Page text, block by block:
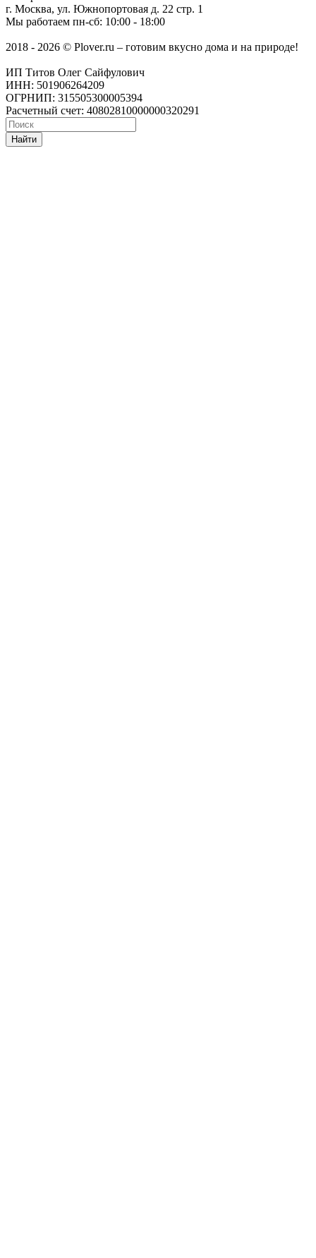
г. Москва, ул. Южнопортовая д. 22 стр. 1
Мы работаем пн-сб: 10:00 - 18:00
2018 - 2026 © Plover.ru – готовим вкусно дома и на природе!
ИП Титов Олег Сайфулович
ИНН: 501906264209
ОГРНИП: 315505300005394
Расчетный счет: 40802810000000320291
Найти